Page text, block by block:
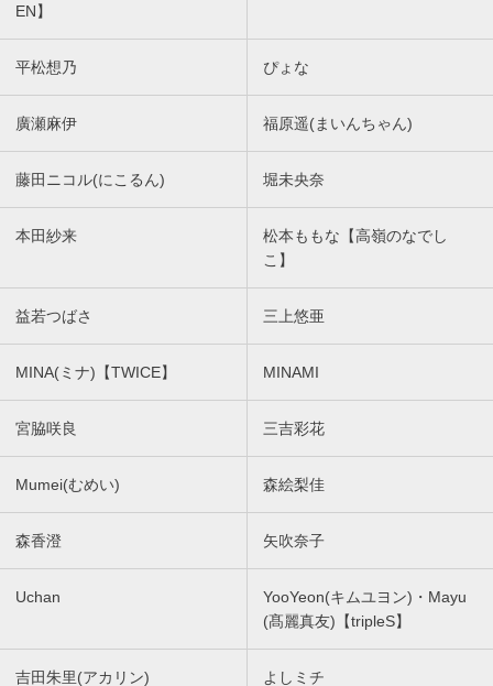
EN】
平松想乃 ぴょな
廣瀬麻伊 福原遥(まいんちゃん)
藤田ニコル(にこるん) 堀未央奈
本田紗来
松本ももな【高嶺のなでし
こ】
益若つばさ 三上悠亜
MINA(ミナ)【TWICE】 MINAMI
宮脇咲良 三吉彩花
Mumei(むめい) 森絵梨佳
森香澄 矢吹奈子
Uchan
YooYeon(キムユヨン)・Mayu
(髙麗真友)【tripleS】
吉田朱里(アカリン) よしミチ